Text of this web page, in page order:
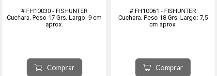
# FH10030 - FISHUNTER
Cuchara. Peso 17 Grs. Largo: 9 cm
aprox.
Comprar
# FH10061 - FISHUNTER
Cuchara. Peso 18 Grs. Largo: 7,5
cm aprox.
Comprar